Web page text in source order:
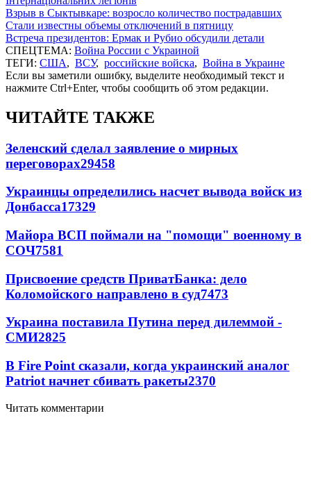
Взрыв в Сыктывкаре: возросло количество пострадавших
Стали известны объемы отключений в пятницу
Встреча президентов: Ермак и Рубио обсудили детали
СПЕЦТЕМА: Война России с Украиной
ТЕГИ: США, ВСУ, российские войска, Война в Украине
Если вы заметили ошибку, выделите необходимый текст и
нажмите Ctrl+Enter, чтобы сообщить об этом редакции.
ЧИТАЙТЕ ТАКЖЕ
Зеленский сделал заявление о мирных
переговорах29458
Украинцы определились насчет вывода войск из
Донбасса17329
Майора ВСП поймали на "помощи" военному в
СОЧ7581
Присвоение средств ПриватБанка: дело
Коломойского направлено в суд7473
Украина поставила Путина перед дилеммой -
СМИ2825
В Fire Point сказали, когда украинский аналог
Patriot начнет сбивать ракеты2370
Читать комментарии